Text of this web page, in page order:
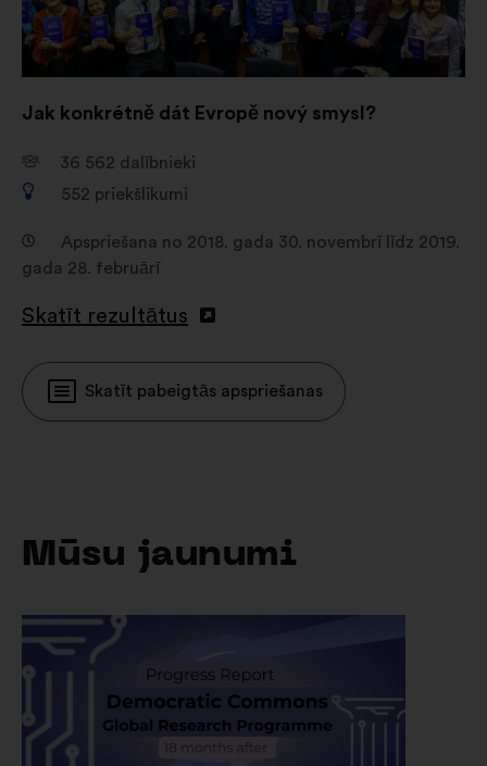
Jak konkrétně dát Evropě nový smysl?
36 562 dalībnieki
552 priekšlikumi
Apspriešana no 2018. gada 30. novembrī līdz 2019.
gada 28. februārī
Skatīt rezultātus
Skatīt pabeigtās apspriešanas
Mūsu jaunumi